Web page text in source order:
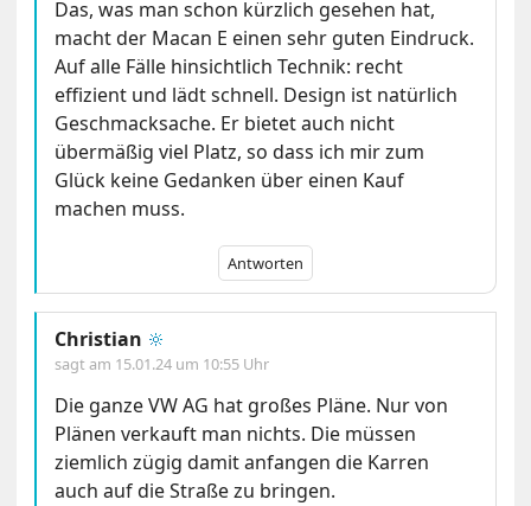
Das, was man schon kürzlich gesehen hat,
macht der Macan E einen sehr guten Eindruck.
Auf alle Fälle hinsichtlich Technik: recht
effizient und lädt schnell. Design ist natürlich
Geschmacksache. Er bietet auch nicht
übermäßig viel Platz, so dass ich mir zum
Glück keine Gedanken über einen Kauf
machen muss.
Antworten
Christian 🔆
sagt am 15.01.24 um 10:55 Uhr
Die ganze VW AG hat großes Pläne. Nur von
Plänen verkauft man nichts. Die müssen
ziemlich zügig damit anfangen die Karren
auch auf die Straße zu bringen.